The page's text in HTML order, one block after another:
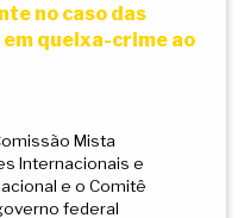
no caso das
queixa-crime ao
Mista
Internacionais e
e o Comitê
federal